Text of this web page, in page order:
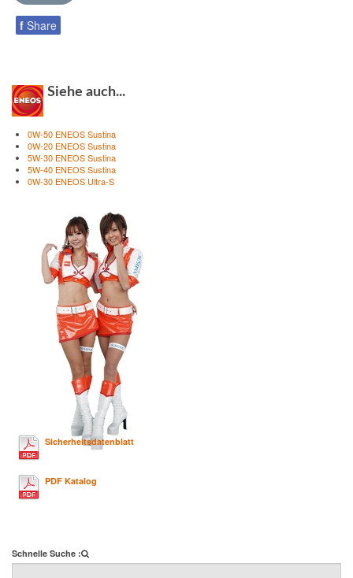
f Share
Siehe auch...
0W-50 ENEOS Sustina
0W-20 ENEOS Sustina
5W-30 ENEOS Sustina
5W-40 ENEOS Sustina
0W-30 ENEOS Ultra-S
Sicherheitsdatenblatt
PDF Katalog
Schnelle Suche :